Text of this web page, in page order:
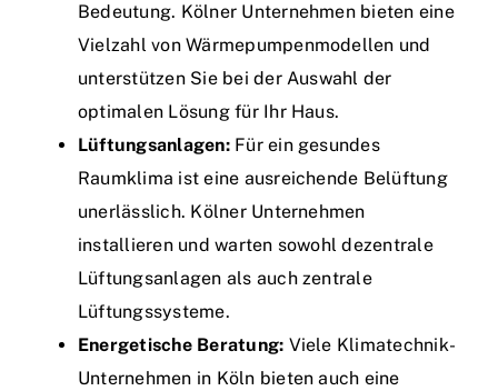
Bedeutung. Kölner Unternehmen bieten eine
Vielzahl von Wärmepumpenmodellen und
unterstützen Sie bei der Auswahl der
optimalen Lösung für Ihr Haus.
Lüftungsanlagen:Für ein gesundes
Raumklima ist eine ausreichende Belüftung
unerlässlich. Kölner Unternehmen
installieren und warten sowohl dezentrale
Lüftungsanlagen als auch zentrale
Lüftungssysteme.
Energetische Beratung: Viele Klimatechnik-
Unternehmen in Köln bieten auch eine